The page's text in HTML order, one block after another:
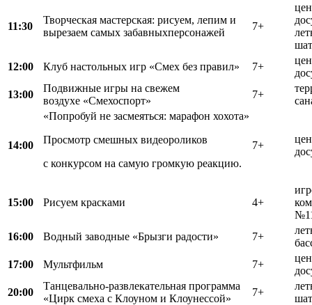
11:30
Творческая мастерская: рисуем, лепим и
вырезаем самых забавныхперсонажей
7+
12:00
Клуб настольных игр «Смех без правил» 7+
13:00
Подвижные игры на свежем
воздухе «Смехоспорт»
7+
14:00
«Попробуй не засмеяться: марафон хохота»
Просмотр смешных видеороликов
с конкурсом на самую громкую реакцию.
7+
15:00 Рисуем красками 4+
16:00
Водный заводные «Брызги радости» 7+
17:00
Мультфильм 7+
20:00
Танцевально‑развлекательная программа
«Цирк смеха с Клоуном и Клоунессой»
7+